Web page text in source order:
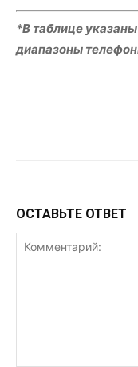
*В таблице
диапазоны
ОСТАВЬТЕ ОТВЕТ